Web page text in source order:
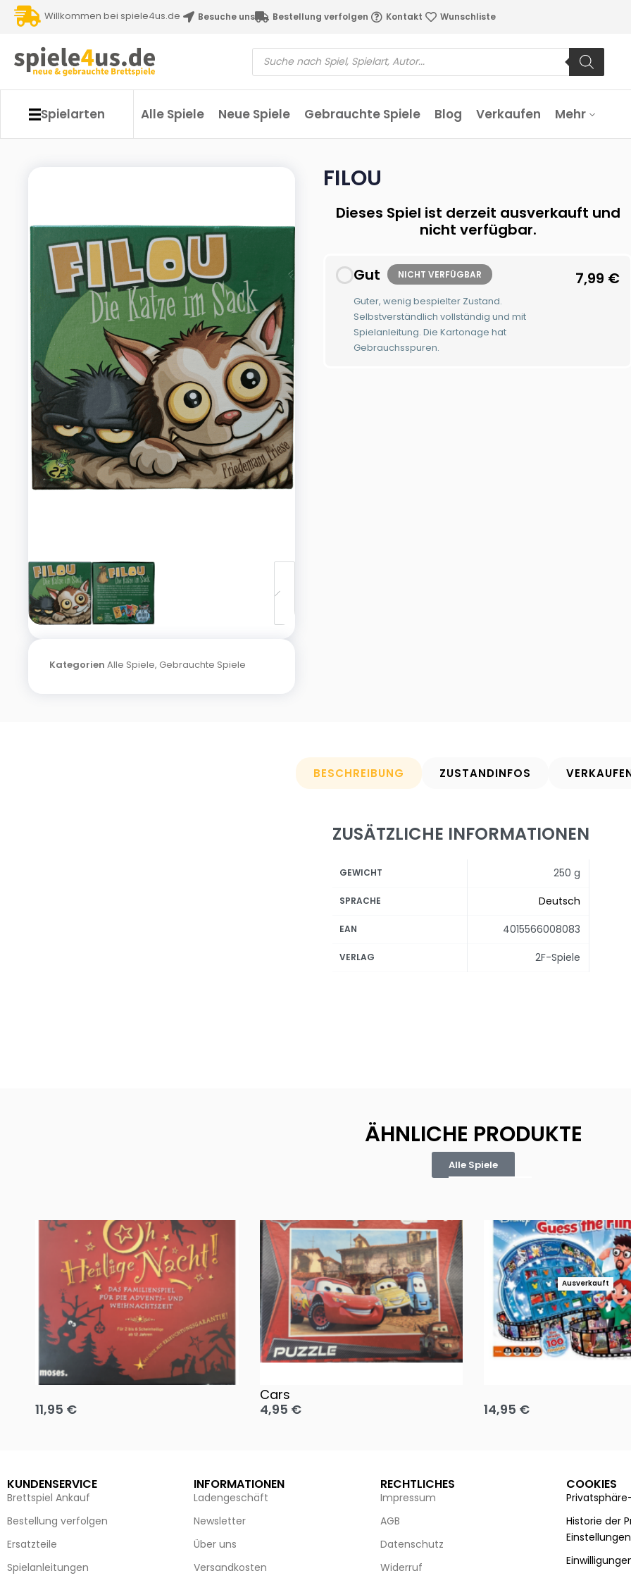
Willkommen bei spiele4us.de Besuche uns Bestellung verfolgen Kontakt Wunschliste
Spielarten Alle Spiele Neue Spiele Gebrauchte Spiele Blog Verkaufen Mehr
Kategorien Alle Spiele, Gebrauchte Spiele
FILOU
Dieses Spiel ist derzeit ausverkauft und
nicht verfügbar.
Gut NICHT VERFÜGBAR
Guter, wenig bespielter Zustand.
Selbstverständlich vollständig und mit
Spielanleitung. Die Kartonage hat
Gebrauchsspuren.
7,99 €
BESCHREIBUNG ZUSTANDINFOS
ZUSÄTZLICHE INFORMATIONEN
GEWICHT 250 g
SPRACHE Deutsch
EAN 4015566008083
VERLAG 2F-Spiele
ÄHNLICHE PRODUKTE
Alle Spiele
Oh, heilige Nacht!
11,95 €
Cars
4,95 €
Ausverkauft
14,95 €
KUNDENSERVICE
Brettspiel Ankauf
Bestellung verfolgen
Ersatzteile
Spielanleitungen
INFORMATIONEN
Ladengeschäft
Newsletter
Über uns
Versandkosten
RECHTLICHES
Impressum
AGB
Datenschutz
Widerruf
COOKIES
Historie der
Einstellungen